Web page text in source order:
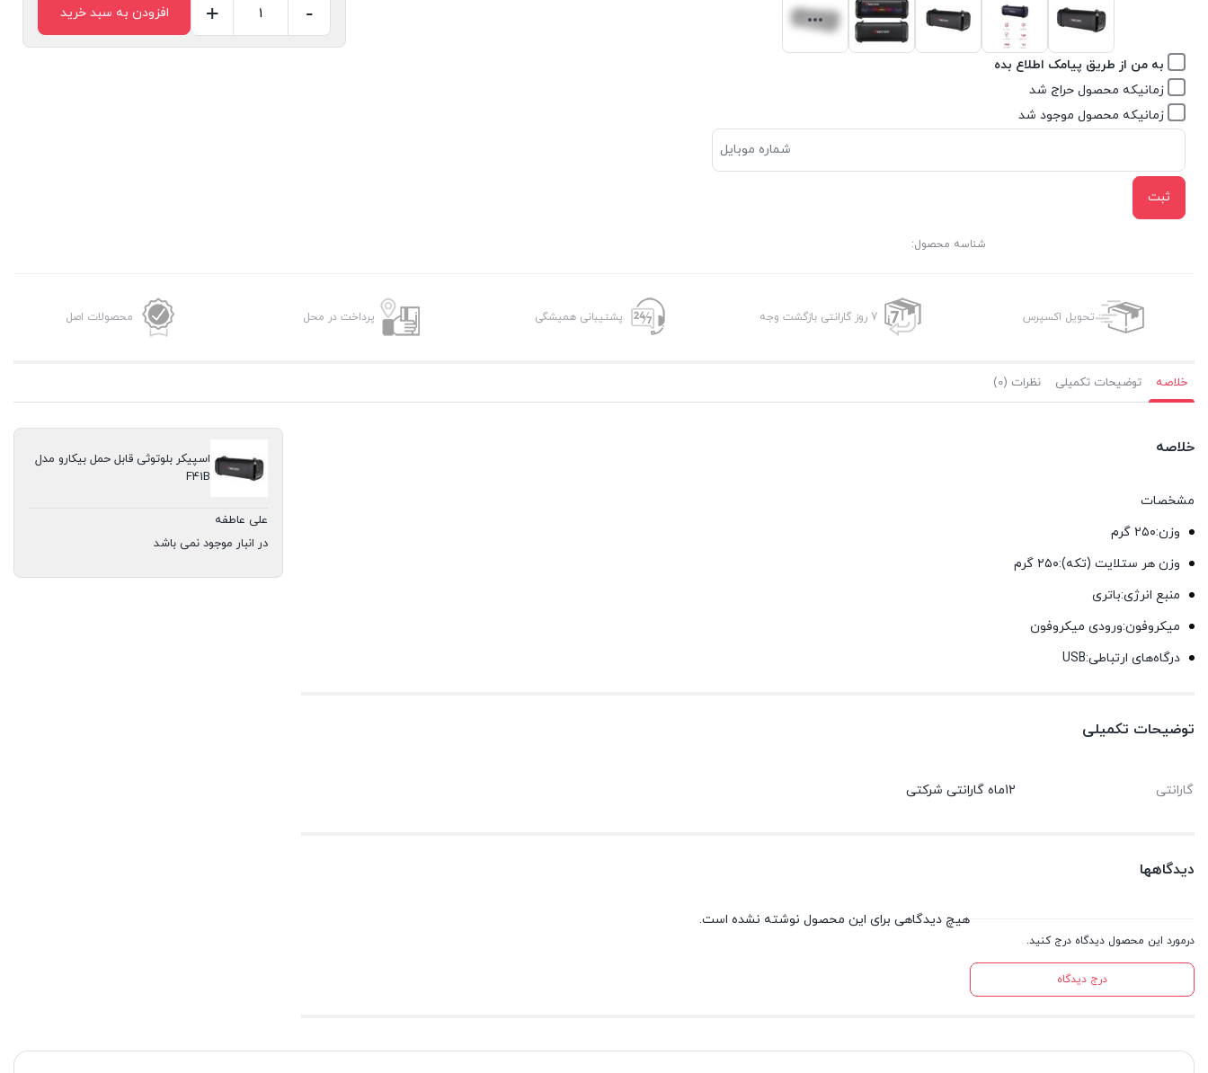
به من از طریق پیامک اطلاع بده
زمانیکه محصول حراج شد
زمانیکه محصول موجود شد
ثبت
شناسه محصول:
بلوتوثی
-
+ افزودن به سبد خرید
تحویل اکسپرس 7 روز گارانتی بازگشت وجه پشتیبانی همیشگی پرداخت در محل محصولات اصل
خلاصه توضیحات تکمیلی نظرات (0)
خلاصه
مشخصات
وزن:۲۵۰ گرم
وزن هر ستلایت (تکه):۲۵۰ گرم
منبع انرژی:باتری
میکروفون:ورودی میکروفون
درگاه‌های ارتباطی:USB
توضیحات تکمیلی
گارانتی 12ماه گارانتی شرکتی
دیدگاهها
درمورد این محصول دیدگاه درج کنید.
درج دیدگاه
هیچ دیدگاهی برای این محصول نوشته نشده است.
اسپیکر بلوتوثی قابل حمل بیکارو مدل
F41B
علی عاطفه
در انبار موجود نمی باشد